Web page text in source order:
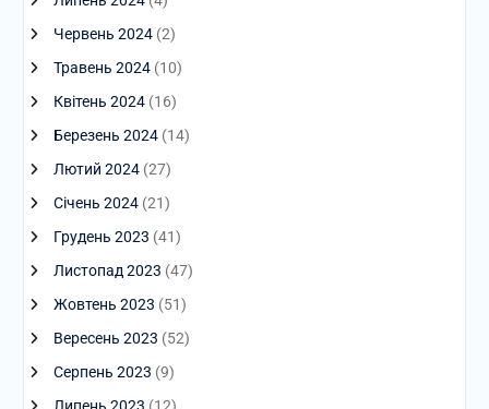
Червень 2024(2)
Травень 2024(10)
Квітень 2024(16)
Березень 2024(14)
Лютий 2024(27)
Січень 2024(21)
Грудень 2023 (41)
Листопад 2023 (47)
Жовтень 2023 (51)
Вересень 2023 (52)
Серпень 2023 (9)